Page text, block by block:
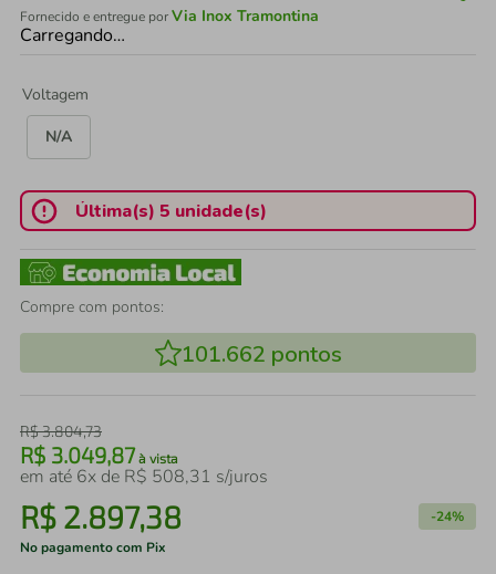
Fornecido e entregue porVia Inox Tramontina
Carregando…
Voltagem
N/A
Última(s) 5 unidade(s)
Compre com pontos:
101.662 pontos
R$3.804,73
R$ 3.049,87 à vista
em até 6x de R$ 508,31 s/juros
R$ 2.897,38 -24%
No pagamento com Pix